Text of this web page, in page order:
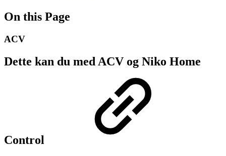
On this Page
ACV
Dette kan du med ACV og Niko Home
Control